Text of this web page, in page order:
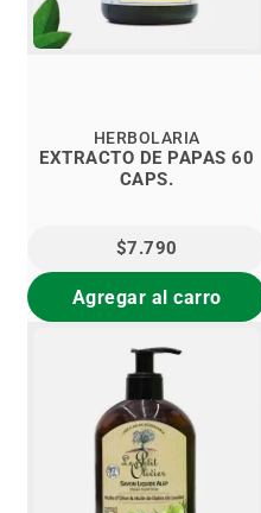
EXTRACTO DE PAPAS 60
CAPS.
HERBOLARIA
$7.790
Agregar al carro